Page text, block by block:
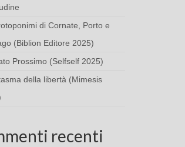
di Cornate, Porto e
(Biblion Editore 2025)
Prossimo (Selfself 2025)
della libertà (Mimesis
recenti